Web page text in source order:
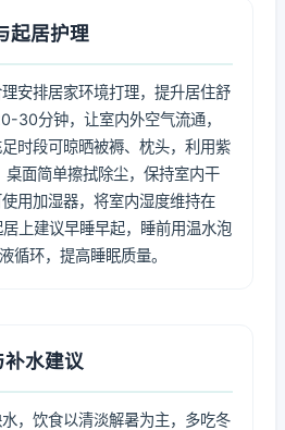
起居护理
安排居家环境打理，提升居住舒
30分钟，让室内外空气流通，
时段可晾晒被褥、枕头，利用紫
面简单擦拭除尘，保持室内干
用加湿器，将室内湿度维持在
上建议早睡早起，睡前用温水泡
循环，提高睡眠质量。
补水建议
，饮食以清淡解暑为主，多吃冬